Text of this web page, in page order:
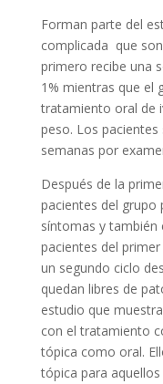
Forman parte del
complicada que
primero recibe una
1% mientras que el
tratamiento oral de
peso. Los
semanas por
Después de la
pacientes del grupo
síntomas y también
pacientes del
un segundo ciclo
quedan libres de
estudio que
con el tratamiento
tópica como oral.
tópica para